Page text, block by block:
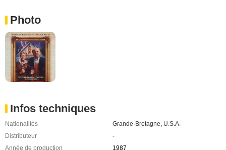
Photo
Infos techniques
Nationalités Grande-Bretagne U.S.A.
Distributeur
-
Année de production
1987